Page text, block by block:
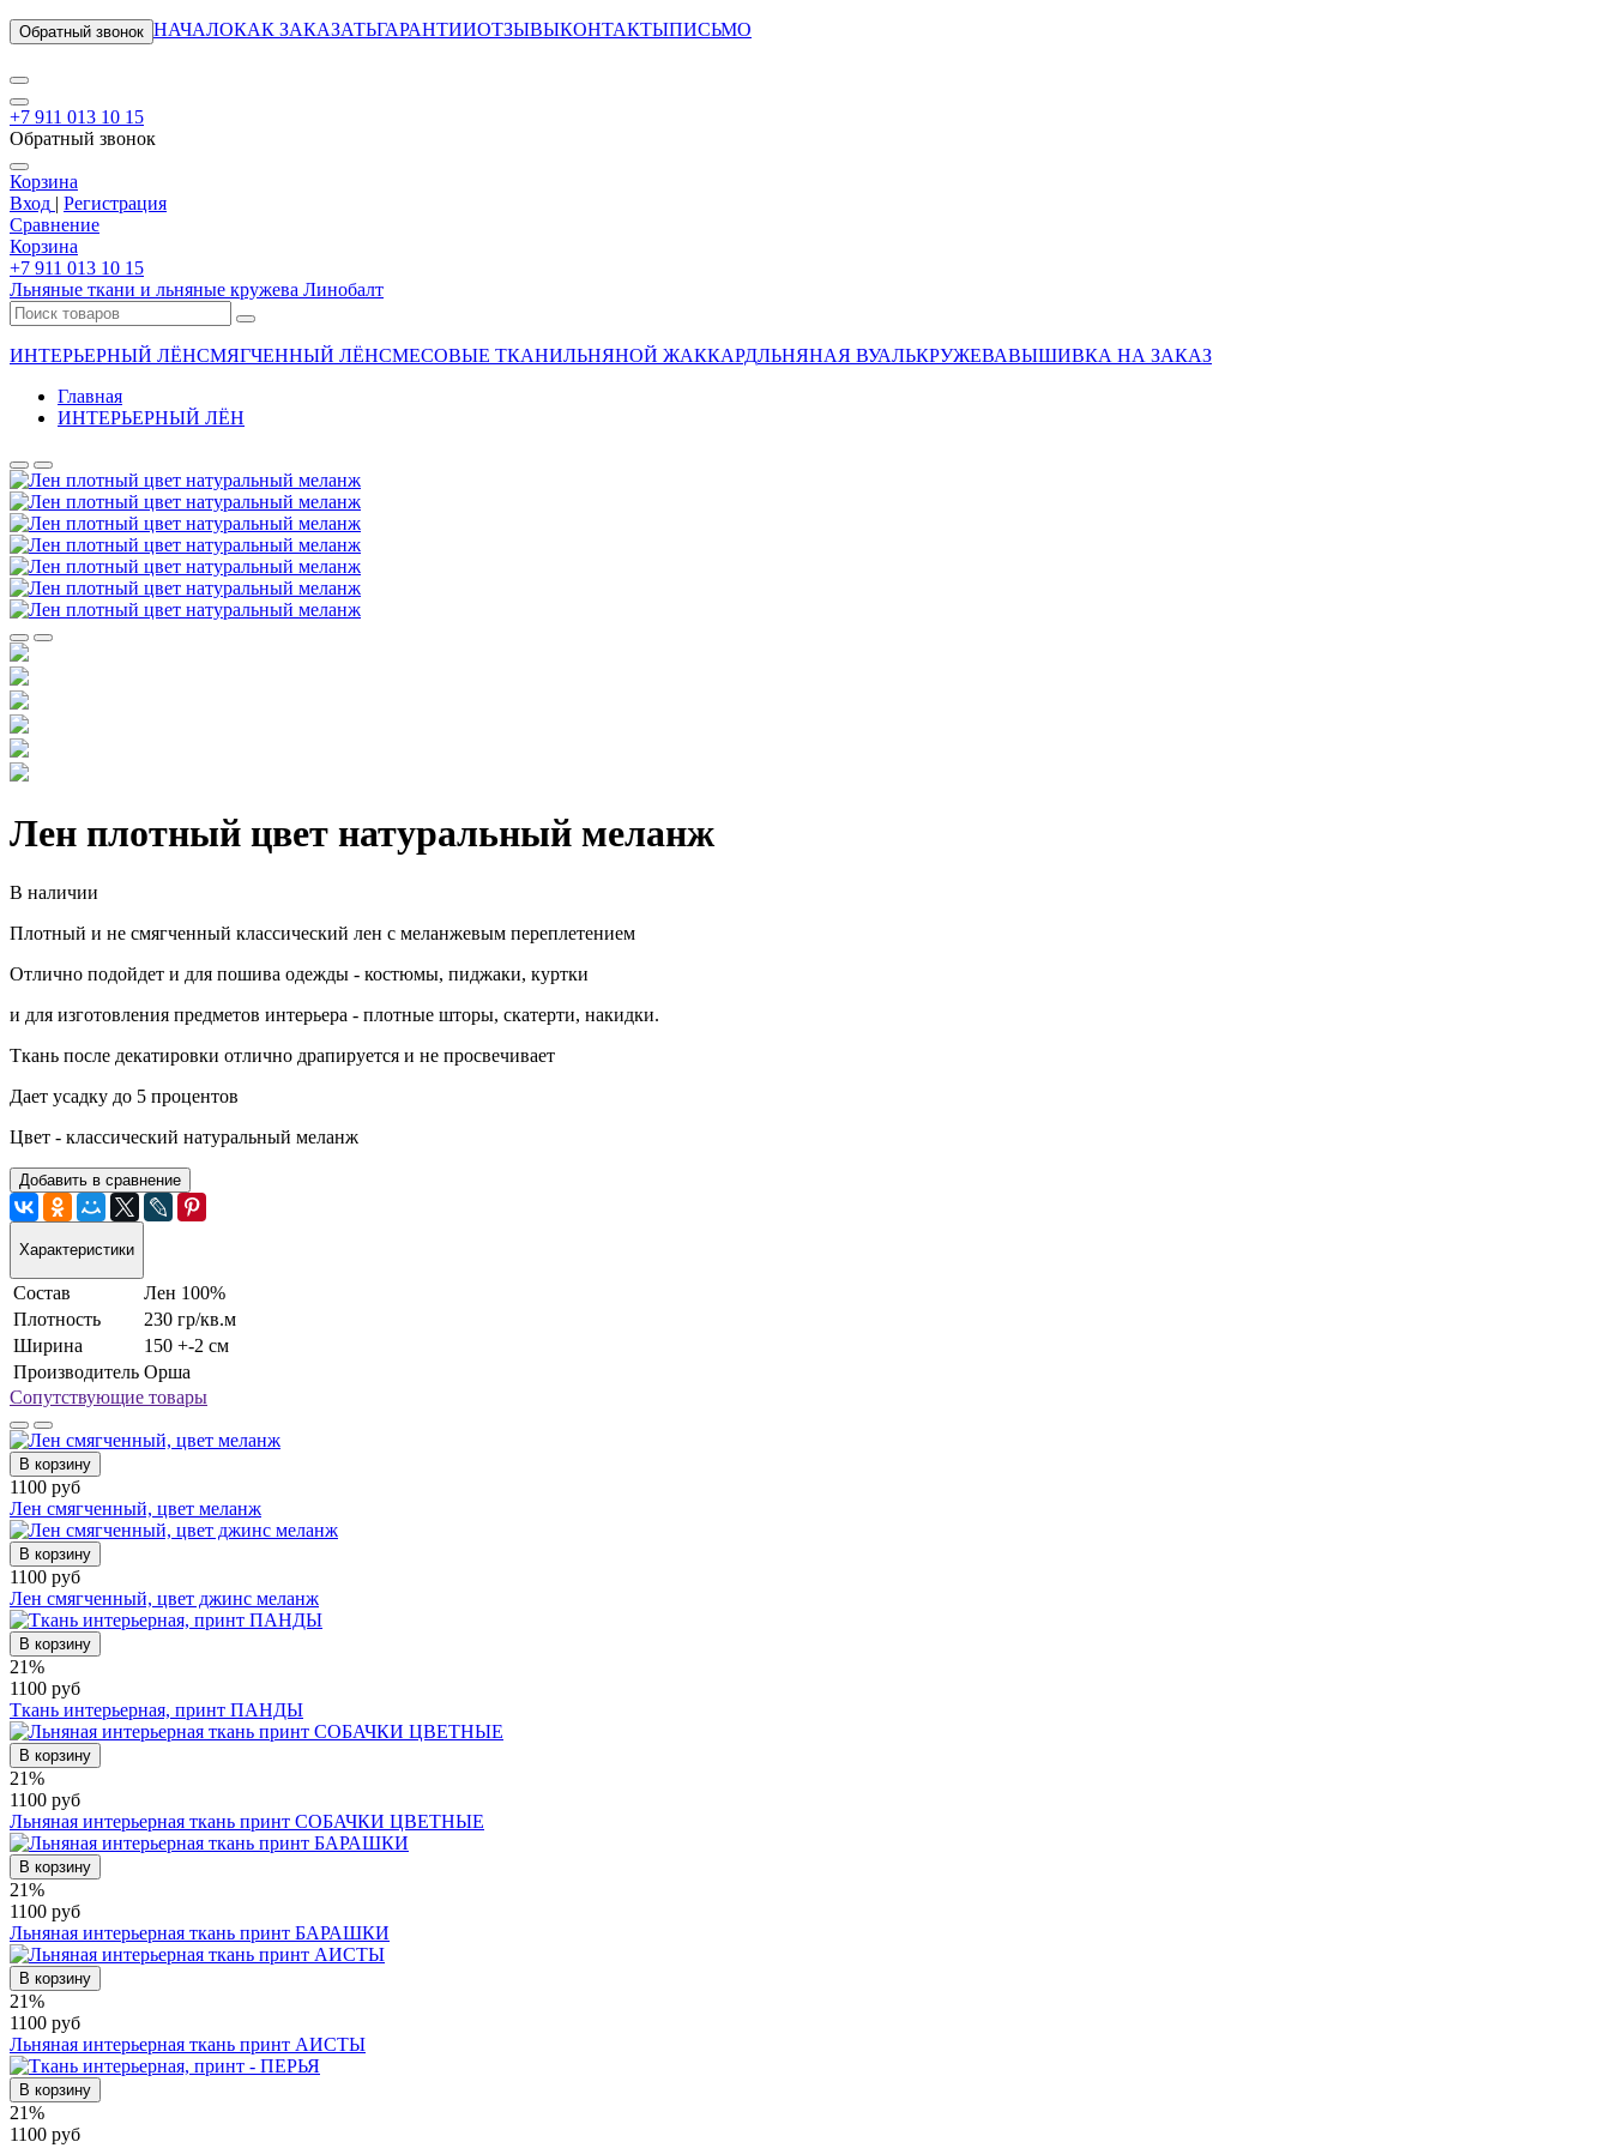
Обратный звонок НАЧАЛОКАК ЗАКАЗАТЬГАРАНТИИОТЗЫВЫКОНТАКТЫПИСЬМО
+7 911 013 10 15
Обратный звонок
Корзина
Вход | Регистрация
Сравнение
Корзина
+7 911 013 10 15
Льняные ткани и льняные кружева Линобалт
ИНТЕРЬЕРНЫЙ ЛЁНСМЯГЧЕННЫЙ ЛЁНСМЕСОВЫЕ ТКАНИЛЬНЯНОЙ ЖАККАРДЛЬНЯНАЯ ВУАЛЬКРУЖЕВАВЫШИВКА НА ЗАКАЗ
Главная
ИНТЕРЬЕРНЫЙ ЛЁН
Лен плотный цвет натуральный меланж
В наличии
Плотный и не смягченный классический лен с меланжевым переплетением
Отлично подойдет и для пошива одежды - костюмы, пиджаки, куртки
и для изготовления предметов интерьера - плотные шторы, скатерти, накидки.
Ткань после декатировки отлично драпируется и не просвечивает
Дает усадку до 5 процентов
Цвет - классический натуральный меланж
Добавить в сравнение
Характеристики
Состав
Лен 100%
Плотность
230 гр/кв.м
Ширина
150 +-2 см
Производитель Орша
Сопутствующие товары
В корзину
1100 руб
Лен смягченный, цвет меланж
В корзину
1100 руб
Лен смягченный, цвет джинс меланж
В корзину
21%
1100 руб
Ткань интерьерная, принт ПАНДЫ
В корзину
21%
1100 руб
Льняная интерьерная ткань принт СОБАЧКИ ЦВЕТНЫЕ
В корзину
21%
1100 руб
Льняная интерьерная ткань принт БАРАШКИ
В корзину
21%
1100 руб
Льняная интерьерная ткань принт АИСТЫ
В корзину
21%
1100 руб